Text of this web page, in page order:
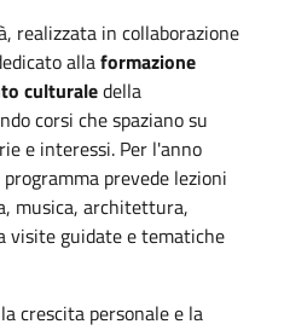
realizzata in collaborazione
allaformazione
culturaledella
corsi che spaziano su
e interessi. Per l'anno
prevede lezioni
musica, architettura,
visite guidate e tematiche
crescita personale e la